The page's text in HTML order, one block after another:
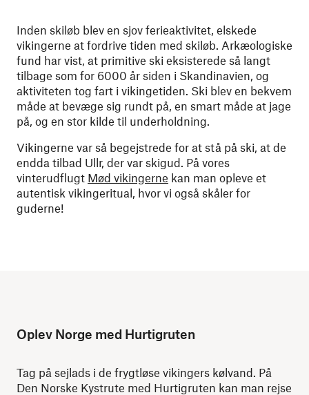
Inden skiløb blev en sjov ferieaktivitet, elskede
vikingerne at fordrive tiden med skiløb. Arkæologiske
fund har vist, at primitive ski eksisterede så langt
tilbage som for 6000 år siden i Skandinavien, og
aktiviteten tog fart i vikingetiden. Ski blev en bekvem
måde at bevæge sig rundt på, en smart måde at jage
på, og en stor kilde til underholdning.
Vikingerne var så begejstrede for at stå på ski, at de
endda tilbad Ullr, der var skigud. På vores
vinterudflugt Mød vikingerne kan man opleve et
autentisk vikingeritual, hvor vi også skåler for
guderne!
Oplev Norge med Hurtigruten
Tag på sejlads i de frygtløse vikingers kølvand. På
Den Norske Kystrute med Hurtigruten kan man rejse